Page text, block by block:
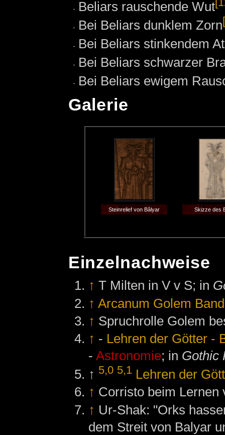
Beliars rauschende Wut
Bei Beliars dunklem Zorn
Bei Beliars stinkendem
Bei Beliars schwarzer
Bei Beliars ewigem
Galerie
Steinrelief von Bâlyar Skizze des
Einzelnachweise
↑ T Milten in V v S; in
↑ Arcanum Golem
↑ Spruchrolle Golem
↑ - Lehren der Götter -
-Astronomie; in Gothic
↑ 5,0 5,1 Lehren der
↑ Corristo beim
↑ Ur-Shak: "Orks
dem Streit von Balyar